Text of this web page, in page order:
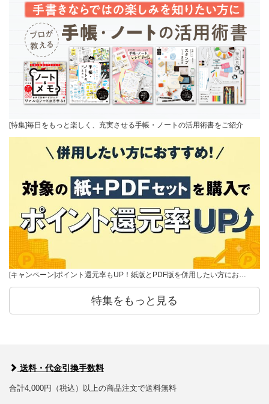
[特集]毎日をもっと楽しく、充実させる手帳・ノートの活用術書をご紹介
[キャンペーン]ポイント還元率もUP！紙版とPDF版を併用したい方にお…
特集をもっと見る
送料・代金引換手数料
合計4,000円（税込）以上の商品注文で送料無料